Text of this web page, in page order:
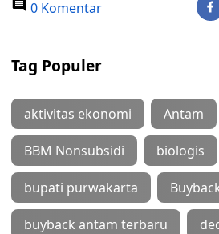
0 Komentar
Tag Populer
aktivitas ekonomi Antam
BBM Nonsubsidi biologis
bupati purwakarta
buyback antam terbaru